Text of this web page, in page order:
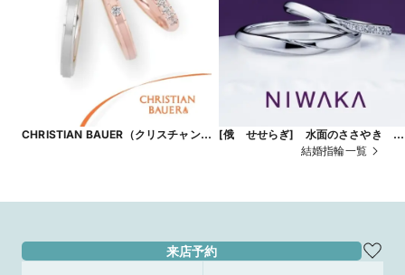
CHRISTIAN BAUER（クリスチャンバ
[俄 せせらぎ] 水面のささやき 美
結婚指輪一覧
来店予約